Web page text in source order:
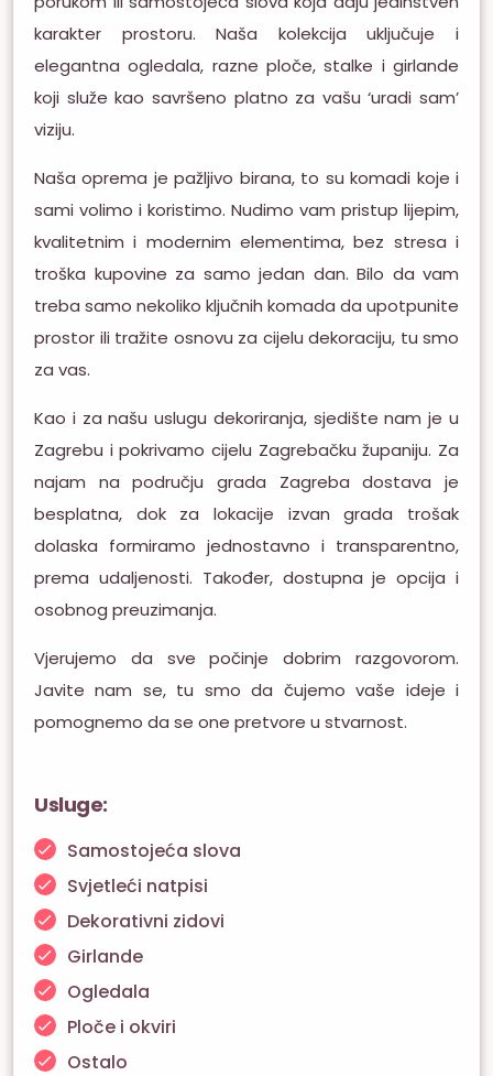
karakter prostoru. Naša kolekcija uključuje i
elegantna ogledala, razne ploče, stalke i girlande
koji služe kao savršeno platno za vašu ‘uradi sam’
viziju.
Naša oprema je pažljivo birana, to su komadi koje i
sami volimo i koristimo. Nudimo vam pristup lijepim,
kvalitetnim i modernim elementima, bez stresa i
troška kupovine za samo jedan dan. Bilo da vam
treba samo nekoliko ključnih komada da upotpunite
prostor ili tražite osnovu za cijelu dekoraciju, tu smo
za vas.
Kao i za našu uslugu dekoriranja, sjedište nam je u
Zagrebu i pokrivamo cijelu Zagrebačku županiju. Za
najam na području grada Zagreba dostava je
besplatna, dok za lokacije izvan grada trošak
dolaska formiramo jednostavno i transparentno,
prema udaljenosti. Također, dostupna je opcija i
osobnog preuzimanja.
Vjerujemo da sve počinje dobrim razgovorom.
Javite nam se, tu smo da čujemo vaše ideje i
pomognemo da se one pretvore u stvarnost.
Usluge:
Samostojeća slova
Svjetleći natpisi
Dekorativni zidovi
Girlande
Ogledala
Ploče i okviri
Ostalo